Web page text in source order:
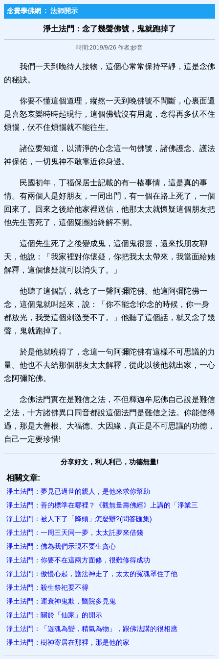
念覺學佛網 : 法師開示
淨土法門：念了幾聲佛號，鬼就跑掉了
時間:2019/9/26 作者:妙音
我們一天到晚待人接物，這個心常常保持平靜，這是念佛
的秘訣。
你要不懂這個道理，縱然一天到晚佛號不間斷，心裏面還
是喜怒哀樂時時起現行，這個佛號沒有用處，念得再多伏不住
煩惱，伏不住煩惱就不能往生。
諸位要知道，以清淨的心念這一句佛號，諸佛護念、護法
神保佑，一切鬼神不敢靠近你身邊。
民國初年，丁福保居士記載的有一樁事情，這是真的事
情。有兩個人是好朋友，一同出門，有一個在路上死了，一個
回來了。回來之後給他家裡送信，他那太太就懷疑這個朋友把
他先生害死了，這個疑團始終解不開。
這個先生死了之後變成鬼，這個鬼很靈，還來找朋友聊
天，他說：「我家裡對你懷疑，你把我太太帶來，我當面給她
解釋，這個懷疑就可以消失了。」
他聽了這個話，就念了一聲阿彌陀佛。他這阿彌陀佛一
念，這個鬼就叫起來，說：「你不能念!你念的時候，你一身
都放光，我受這個刺激受不了。」他聽了這個話，就又念了幾
聲，鬼就跑掉了。
於是他就曉得了，念這一句阿彌陀佛有這樣不可思議的力
量。他也不去給那個朋友太太解釋，從此以後他就出家，一心
念阿彌陀佛。
念佛法門實在是難信之法，不但釋迦牟尼佛自己說是難信
之法，十方諸佛異口同音都說這個法門是難信之法。你能信得
過，那是大善根、大福德、大因緣，真正是不可思議的功德，
自己一定要珍惜!
分享好文，利人利己，功德無量!
相關文章:
淨土法門：夢見已過世的親人，是他來求你幫助
淨土法門：善的標準在哪裡？《觀無量壽佛經》上講的「淨業三
淨土法門：被人下了「降頭」怎麼辦?(問答匯集)
淨土法門：一周三天同一夢，太太託夢來借錢
淨土法門：佛為我們示現不要生貪心
淨土法門：你要不在這兩方面修，很難修得成功
淨土法門：傲慢心起，護法神走了，太太的冤魂罩住了他
淨土法門：殺生祭祀要不得
淨土法門：運衰神鬼欺，醫院多見鬼
淨土法門：關於「仙家」的開示
淨土法門：「遊魂為變，精氣為物」，跟佛法講的很相應
淨土法門：樹神寄居在那裡，那是他的家